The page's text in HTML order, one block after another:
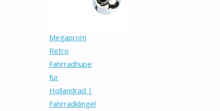
Megaprom
Retro
Fahrradhupe
für
Hollandrad |
Fahrradklingel